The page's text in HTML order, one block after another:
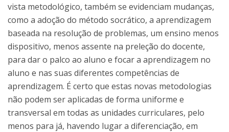
vista metodológico, também se evidenciam mudanças,
como a adoção do método socrático, a aprendizagem
baseada na resolução de problemas, um ensino menos
dispositivo, menos assente na preleção do docente,
para dar o palco ao aluno e focar a aprendizagem no
aluno e nas suas diferentes competências de
aprendizagem. É certo que estas novas metodologias
não podem ser aplicadas de forma uniforme e
transversal em todas as unidades curriculares, pelo
menos para já, havendo lugar a diferenciação, em